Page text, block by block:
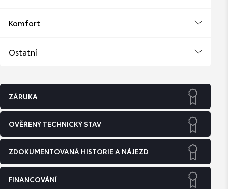
Komfort
Ostatní
ZÁRUKA
OVĚŘENÝ TECHNICKÝ STAV
ZDOKUMENTOVANÁ HISTORIE A NÁJEZD
FINANCOVÁNÍ